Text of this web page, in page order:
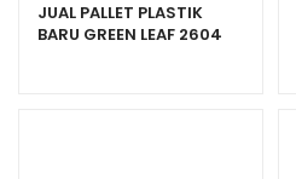
JUAL PALLET PLASTIK
BARU GREEN LEAF 2604